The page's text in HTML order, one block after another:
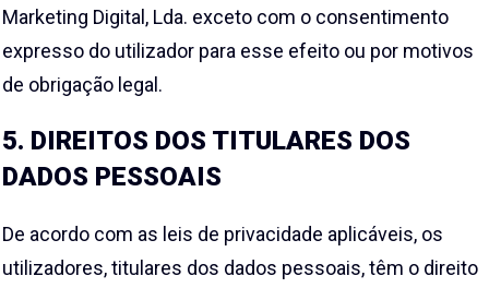
Marketing Digital, Lda. exceto com o consentimento
expresso do utilizador para esse efeito ou por motivos
de obrigação legal.
5. DIREITOS DOS TITULARES DOS
DADOS PESSOAIS
De acordo com as leis de privacidade aplicáveis, os
utilizadores, titulares dos dados pessoais, têm o direito